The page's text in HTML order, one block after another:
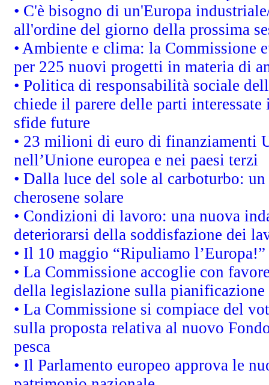
• C'è bisogno di un'Europa
all'ordine del giorno della prossima
• Ambiente e clima: la Commissione
per 225 nuovi progetti in materia di
• Politica di responsabilità sociale
chiede il parere delle parti
sfide future
• 23 milioni di euro di finanziamenti
nell’Unione europea e nei paesi terzi
• Dalla luce del sole al carboturbo:
cherosene solare
• Condizioni di lavoro: una nuova
deteriorarsi della soddisfazione dei
• Il 10 maggio “Ripuliamo l’Europa!”
• La Commissione accoglie con
della legislazione sulla
• La Commissione si compiace del
sulla proposta relativa al nuovo
pesca
• Il Parlamento europeo approva le